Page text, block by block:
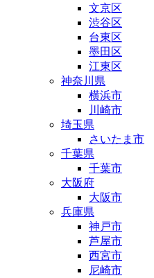
文京区
渋谷区
台東区
墨田区
江東区
神奈川県
横浜市
川崎市
埼玉県
さいたま市
千葉県
千葉市
大阪府
大阪市
兵庫県
神戸市
芦屋市
西宮市
尼崎市